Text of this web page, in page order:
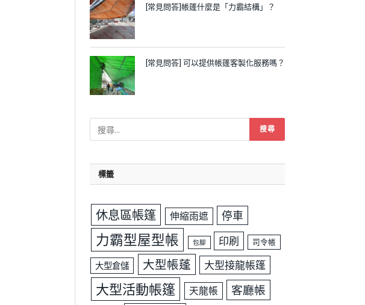
[常見問答]帳篷什麼是「力霸結構」？
[常見問答] 可以提供帳篷客製化服務嗎？
標籤
休息區帳篷 伸縮雨遮 停車
力霸型屋型帳 包腳 印刷 司令帳
大型倉儲 大型帳蓬 大型接龍帳篷
大型活動帳篷 天龍帳 客廳帳